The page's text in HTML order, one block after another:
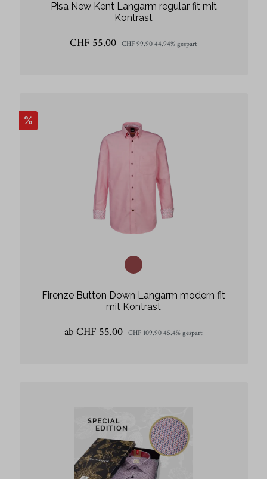
Pisa New Kent Langarm regular fit mit
Kontrast
CHF 55.00 CHF 99.90 44.94% gespart
%
Firenze Button Down Langarm modern fit
mit Kontrast
ab CHF 55.00 CHF 109.90 45.4% gespart